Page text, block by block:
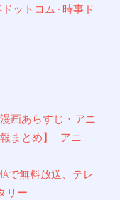
ットコム - 時事ド
画あらすじ・アニ
まとめ】 - アニ
で無料放送、テレ
リー